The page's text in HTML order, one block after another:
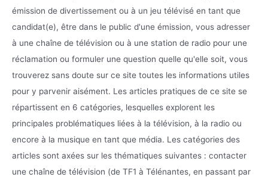
émission de divertissement ou à un jeu télévisé en tant que
candidat(e), être dans le public d'une émission, vous adresser
à une chaîne de télévision ou à une station de radio pour une
réclamation ou formuler une question quelle qu'elle soit, vous
trouverez sans doute sur ce site toutes les informations utiles
pour y parvenir aisément. Les articles pratiques de ce site se
répartissent en 6 catégories, lesquelles explorent les
principales problématiques liées à la télévision, à la radio ou
encore à la musique en tant que média. Les catégories des
articles sont axées sur les thématiques suivantes : contacter
une chaîne de télévision (de TF1 à Télénantes, en passant par